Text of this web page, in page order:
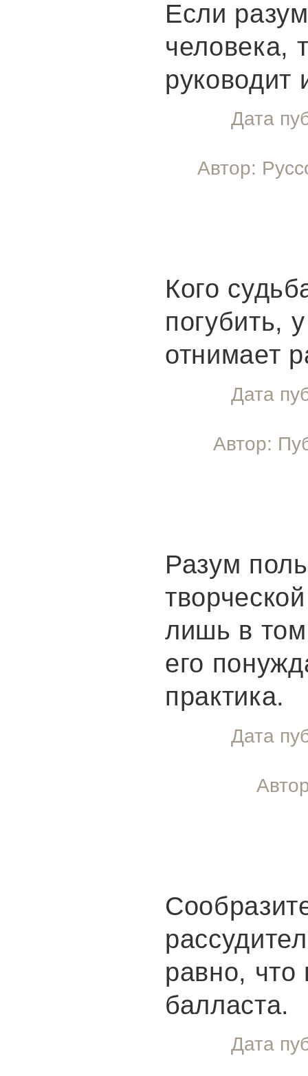
Если
человека,
руководит
Дата
Автор:
Кого
погубить,
отнимает
Дата
Автор:
Разум
лишь в
его
практика.
Дата
равно, что
балласта.
Дата